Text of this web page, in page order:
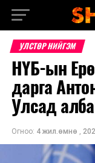
УЛСТӨР НИЙГЭМ
НҮБ-ын
дарга
Улсад
Огноо: 4 жил.өмнө ,